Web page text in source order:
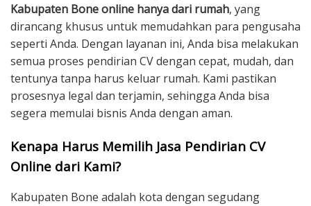
Kabupaten Bone online hanya dari rumah, yang
dirancang khusus untuk memudahkan para pengusaha
seperti Anda. Dengan layanan ini, Anda bisa melakukan
semua proses pendirian CV dengan cepat, mudah, dan
tentunya tanpa harus keluar rumah. Kami pastikan
prosesnya legal dan terjamin, sehingga Anda bisa
segera memulai bisnis Anda dengan aman.
Kenapa Harus Memilih Jasa Pendirian CV
Online dari Kami?
Kabupaten Bone adalah kota dengan segudang